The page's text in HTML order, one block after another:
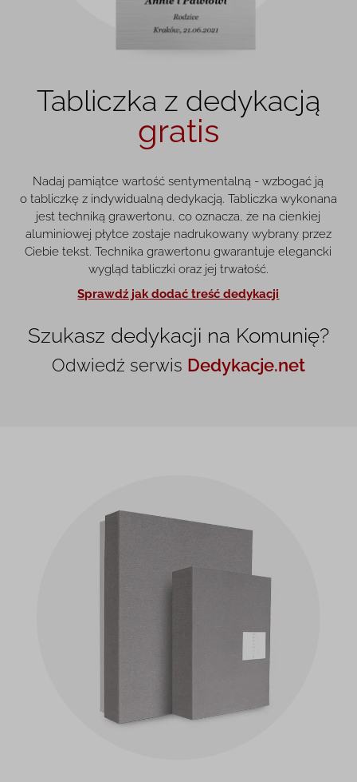
Tabliczka z dedykacją
gratis
Nadaj pamiątce wartość sentymentalną - wzbogać ją
o tabliczkę z indywidualną dedykacją. Tabliczka wykonana
jest techniką grawertonu, co oznacza, że na cienkiej
aluminiowej płytce zostaje nadrukowany wybrany przez
Ciebie tekst. Technika grawertonu gwarantuje elegancki
wygląd tabliczki oraz jej trwałość.
Sprawdź jak dodać treść dedykacji
Szukasz dedykacji na Komunię?
Odwiedź serwis Dedykacje.net